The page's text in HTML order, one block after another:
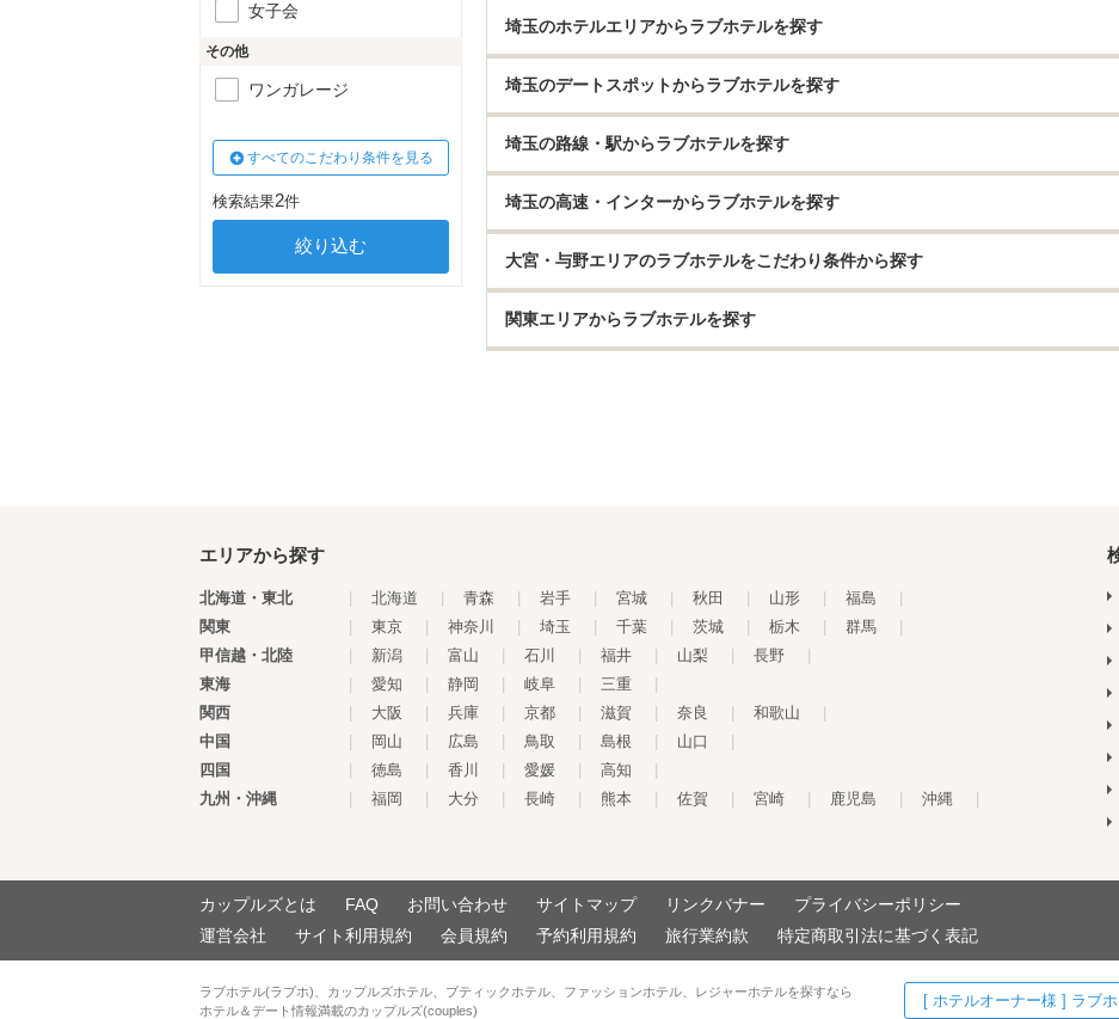
埼玉のホテルエリアからラブホテルを探す
埼玉のデートスポットからラブホテルを探す
埼玉の路線・駅からラブホテルを探す
埼玉の高速・インターからラブホテルを探す
大宮・与野エリアのラブホテルをこだわり条件から探す
関東エリアからラブホテルを探す
女子会
その他
ワンガレージ
すべてのこだわり条件を見る
検索結果2件
エリアから探す
北海道・東北 北海道 青森 岩手 宮城 秋田 山形 福島
関東
東京 神奈川 埼玉 千葉 茨城 栃木 群馬
甲信越・北陸
新潟 富山 石川 福井 山梨 長野
東海
愛知 静岡 岐阜 三重
関西
大阪 兵庫 京都 滋賀 奈良 和歌山
中国
岡山 広島 鳥取 島根 山口
四国
徳島 香川 愛媛 高知
九州・沖縄
福岡 大分 長崎 熊本 佐賀 宮崎 鹿児島 沖縄
カップルズとは FAQ お問い合わせ サイトマップ リンクバナー
プライバシーポリシー
運営会社
サイト利用規約 会員規約 予約利用規約 旅行業約款 特定商取引法に基づく表記
ラブホテル(ラブホ)、カップルズホテル、ブティックホテル、ファッションホテル、レジャーホテルを探すなら
ホテル＆デート情報満載のカップルズ(couples)
[ ホテルオーナー様 ] ラブ